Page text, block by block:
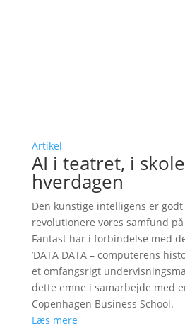
Artikel
AI i teatret, i
hverdagen
Den kunstige intelligens er
revolutionere vores samfund
Fantast har i forbindelse med
’DATA DATA – computerens
et omfangsrigt
dette emne i samarbejde med
Copenhagen Business School.
Læs mere